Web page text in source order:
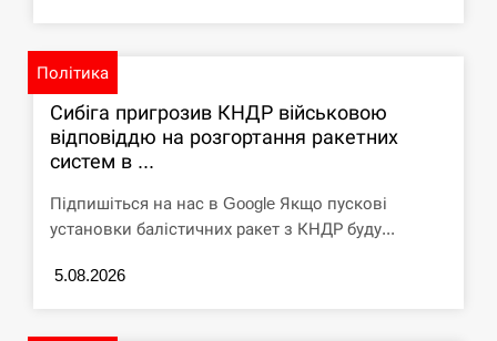
Політика
Сибіга пригрозив КНДР військовою
відповіддю на розгортання ракетних
систем в ...
Підпишіться на нас в Google Якщо пускові
установки балістичних ракет з КНДР буду...
5.08.2026